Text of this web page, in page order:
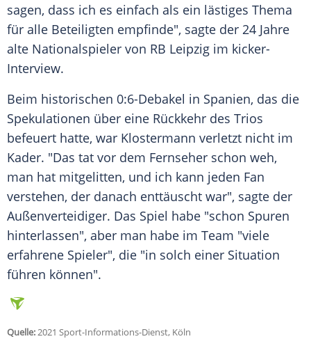
sagen, dass ich es einfach als ein lästiges Thema
für alle Beteiligten empfinde", sagte der 24 Jahre
alte Nationalspieler von RB Leipzig im kicker-
Interview.
Beim historischen 0:6-Debakel in Spanien, das die
Spekulationen über eine Rückkehr des Trios
befeuert hatte, war Klostermann verletzt nicht im
Kader. "Das tat vor dem Fernseher schon weh,
man hat mitgelitten, und ich kann jeden Fan
verstehen, der danach enttäuscht war", sagte der
Außenverteidiger. Das Spiel habe "schon Spuren
hinterlassen", aber man habe im Team "viele
erfahrene Spieler", die "in solch einer Situation
führen können".
Quelle:2021 Sport-Informations-Dienst, Köln